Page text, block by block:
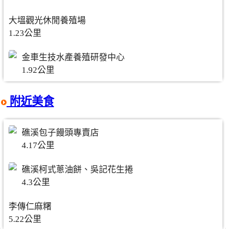
大塭觀光休閒養殖場
1.23公里
金車生技水產養殖研發中心
1.92公里
附近美食
礁溪包子饅頭專賣店
4.17公里
礁溪柯式蔥油餅、吳記花生捲
4.3公里
李傳仁麻糬
5.22公里